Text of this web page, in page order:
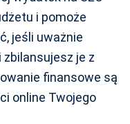
i pomoże
jeśli uważnie
je z
finansowe są
online Twojego